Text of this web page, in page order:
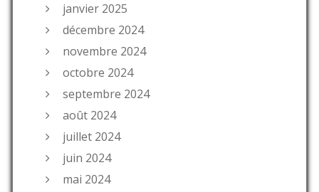
janvier 2025
décembre 2024
novembre 2024
octobre 2024
septembre 2024
août 2024
juillet 2024
juin 2024
mai 2024